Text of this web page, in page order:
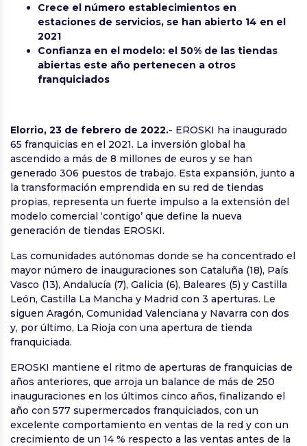
Crece el número establecimientos en
estaciones de servicios, se han abierto 14 en el
2021
Confianza en el modelo: el 50% de las tiendas
abiertas este año pertenecen a otros
franquiciados
Elorrio, 23 de febrero de 2022.- EROSKI ha inaugurado
65 franquicias en el 2021. La inversión global ha
ascendido a más de 8 millones de euros y se han
generado 306 puestos de trabajo. Esta expansión, junto a
la transformación emprendida en su red de tiendas
propias, representa un fuerte impulso a la extensión del
modelo comercial ‘contigo’ que define la nueva
generación de tiendas EROSKI.
Las comunidades autónomas donde se ha concentrado el
mayor número de inauguraciones son Cataluña (18), País
Vasco (13), Andalucía (7), Galicia (6), Baleares (5) y Castilla
León, Castilla La Mancha y Madrid con 3 aperturas. Le
siguen Aragón, Comunidad Valenciana y Navarra con dos
y, por último, La Rioja con una apertura de tienda
franquiciada.
EROSKI mantiene el ritmo de aperturas de franquicias de
años anteriores, que arroja un balance de más de 250
inauguraciones en los últimos cinco años, finalizando el
año con 577 supermercados franquiciados, con un
excelente comportamiento en ventas de la red y con un
crecimiento de un 14 % respecto a las ventas antes de la